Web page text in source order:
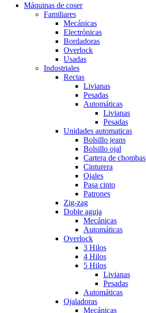
Máquinas de coser
Familiares
Mecánicas
Electrónicas
Bordadoras
Overlock
Usadas
Industriales
Rectas
Livianas
Pesadas
Automáticas
Livianas
Pesadas
Unidades automaticas
Bolsillo jeans
Bolsillo ojal
Cartera de chombas
Cinturera
Ojales
Pasa cinto
Patrones
Zig-zag
Doble aguja
Mecánicas
Automáticas
Overlock
3 Hilos
4 Hilos
5 Hilos
Livianas
Pesadas
Automáticas
Ojaladoras
Mecánicas